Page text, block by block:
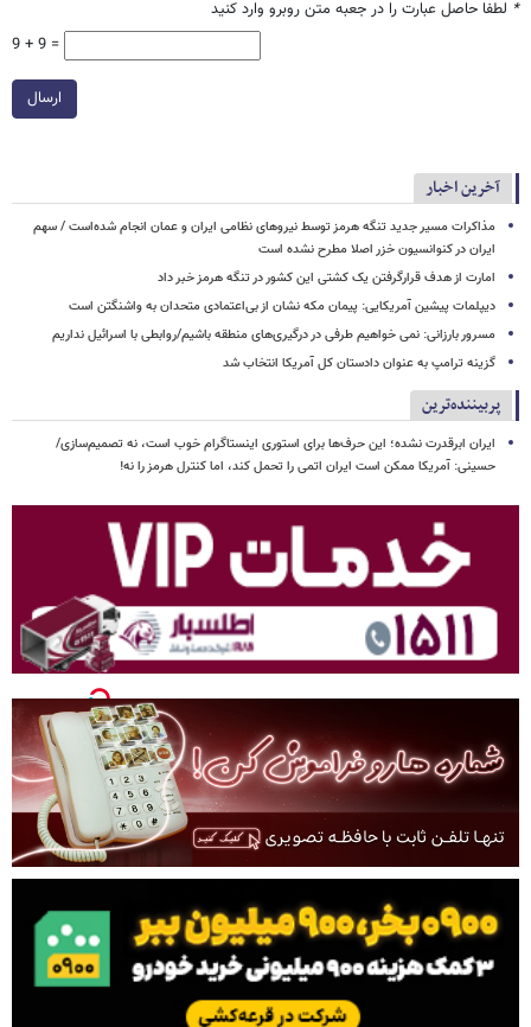
* لطفا حاصل عبارت را در جعبه متن روبرو وارد کنید
9 + 9 =
ارسال
آخرین اخبار
مذاکرات مسیر جدید تنگه هرمز توسط نیروهای نظامی ایران و عمان انجام شده‌است / سهم
ایران در کنوانسیون خزر اصلا مطرح نشده است
امارت از هدف قرارگرفتن یک کشتی این کشور در تنگه هرمز خبر داد
دیپلمات پیشین آمریکایی: پیمان مکه نشان از بی‌اعتمادی متحدان به واشنگتن است
مسرور بارزانی: نمی خواهیم طرفی در درگیری‌های منطقه باشیم/روابطی با اسرائیل نداریم
گزینه ترامپ به عنوان دادستان کل آمریکا انتخاب شد
پربیننده‌ترین
ایران ابرقدرت نشده؛ این حرف‌ها برای استوری اینستاگرام خوب است، نه تصمیم‌سازی/
حسینی: آمریکا ممکن است ایران اتمی را تحمل کند، اما کنترل هرمز را نه!